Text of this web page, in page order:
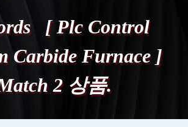
[ Plc Control
Carbide Furnace ]
2 상품.